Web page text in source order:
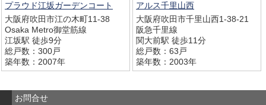
プラウド江坂ガーデンコート
大阪府吹田市江の木町11-38
Osaka Metro御堂筋線
江坂駅 徒歩9分
総戸数：300戸
築年数：2007年
アルス千里山西
大阪府吹田市千里山西1-38-21
阪急千里線
関大前駅 徒歩11分
総戸数：63戸
築年数：2003年
お問合せ